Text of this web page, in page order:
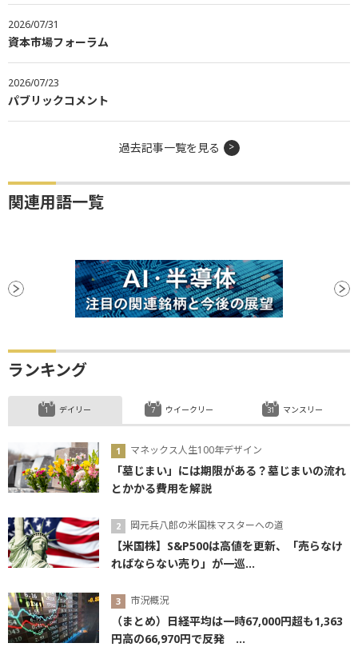
2026/07/31
資本市場フォーラム
2026/07/23
パブリックコメント
過去記事一覧を見る
関連用語一覧
ランキング
デイリー
マネックス人生100年デザイン
「墓じまい」には期限がある？墓じまいの流れ
とかかる費用を解説
岡元兵八郎の米国株マスターへの道
【米国株】S&P500は高値を更新、「売らなけ
ればならない売り」が一巡...
市況概況
（まとめ）日経平均は一時67,000円超も1,363
円高の66,970円で反発 ...
ウイークリー マンスリー